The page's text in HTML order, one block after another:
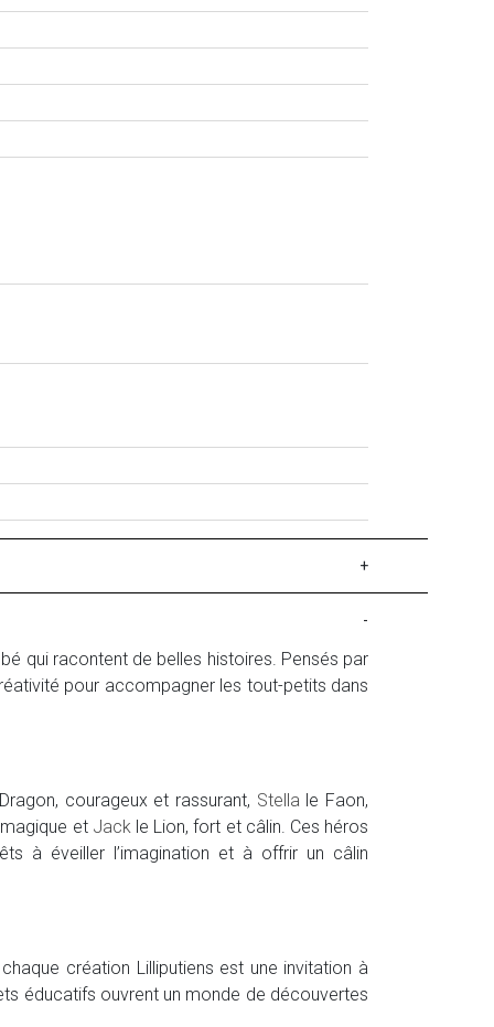
+
-
qui racontent de belles histoires. Pensés par
pour accompagner les tout-petits dans
courageux et rassurant, Stella le Faon,
et Jackle Lion, fort et câlin. Ces héros
à éveiller l’imagination et à offrir un câlin
création Lilliputiens est une invitation à
éducatifs ouvrent un monde de découvertes